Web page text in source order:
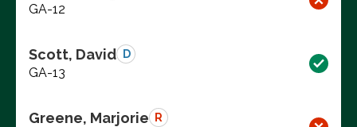
GA-12
Scott, David D
GA-13
Greene, Marjorie R